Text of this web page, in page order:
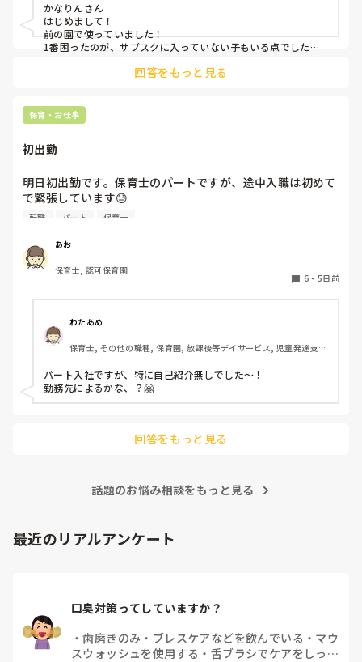
かなりんさん
はじめまして！
前の園で使っていました！
1番困ったのが、サブスクに入っていない子もいる点でした。
るので)この子はサブスク、この子はロッカーから持ってく
回答をもっと見る
保育・お仕事
初出勤
明日初出勤です。保育士のパートですが、途中入職は初めて
で緊張しています😓
子どもの前で自己紹介とかあったりするんでしょうか？？ど
転職 パート 保育士
あお
保育士, 認可保育園
6 ・ 5日前
わたあめ
保育士, その他の職種, 保育園, 放課後等デイサービス, 児童発達支援
パート入社ですが、特に自己紹介無しでした〜！
勤務先によるかな、？🤗
回答をもっと見る
話題のお悩み相談をもっと見る
最近のリアルアンケート
口臭対策ってしていますか？
・歯磨きのみ ・ ブレスケアなどを飲んでいる ・ マウ
スウォッシュを使用する ・ 舌ブラシでケアをしっか